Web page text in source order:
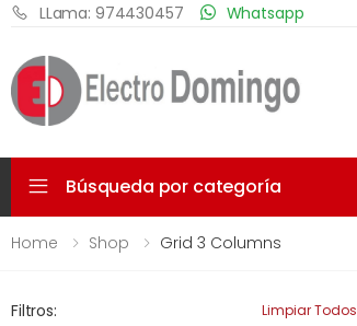
LLama: 974430457 Whatsapp
Búsqueda por categoría
Home Shop Grid 3 Columns
Filtros: Limpiar Todos